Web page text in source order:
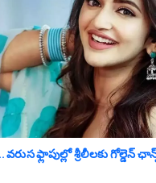
ఫ్లాపుల్లో శ్రీ‌లీల‌కు గోల్డెన్